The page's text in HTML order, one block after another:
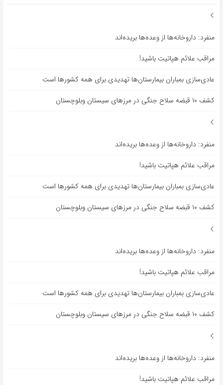
منفرد: داروخانه‌ها از وعده‌ها بریده‌اند
مراقب علائم هپاتیت باشید!
عادی‌سازی بمباران بیمارستان‌ها تهدیدی برای همه کشورها است
کشف ۱۰ قبضه سلاح جنگی در مرزهای سیستان وبلوچستان
منفرد: داروخانه‌ها از وعده‌ها بریده‌اند
مراقب علائم هپاتیت باشید!
عادی‌سازی بمباران بیمارستان‌ها تهدیدی برای همه کشورها است
کشف ۱۰ قبضه سلاح جنگی در مرزهای سیستان وبلوچستان
منفرد: داروخانه‌ها از وعده‌ها بریده‌اند
مراقب علائم هپاتیت باشید!
عادی‌سازی بمباران بیمارستان‌ها تهدیدی برای همه کشورها است
کشف ۱۰ قبضه سلاح جنگی در مرزهای سیستان وبلوچستان
منفرد: داروخانه‌ها از وعده‌ها بریده‌اند
مراقب علائم هپاتیت باشید!